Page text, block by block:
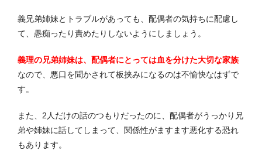
義兄弟姉妹とトラブルがあっても、配偶者の気持ちに配慮し
て、愚痴ったり責めたりしないようにしましょう。
義理の兄弟姉妹は、配偶者にとっては血を分けた大切な家族
なので、悪口を聞かされて板挟みになるのは不愉快なはずで
す。
また、2人だけの話のつもりだったのに、配偶者がうっかり兄
弟や姉妹に話してしまって、関係性がますます悪化する恐れ
もあります。